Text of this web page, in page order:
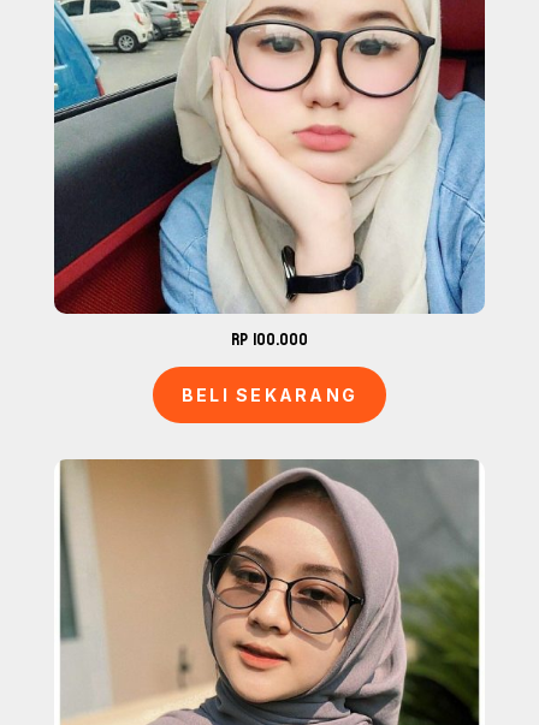
Rp 100.000
BELI SEKARANG